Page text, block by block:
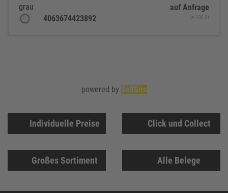
grau
4063674423892
auf Anfrage
je 100 St
Individuelle Preise Click und Collect
Großes Sortiment Alle Belege
powered by SellSite